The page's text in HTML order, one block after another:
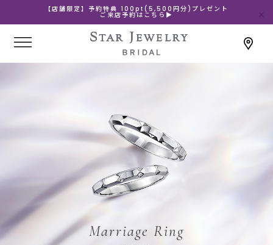
【店舗限定】予約特典 100pt(5,500円分)プレゼント
ご来店予約はこちら▶
Marriage Ring